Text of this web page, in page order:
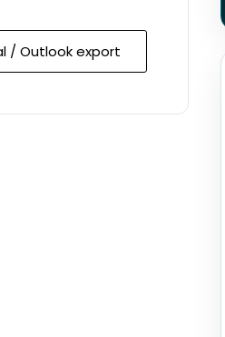
/ Outlook export